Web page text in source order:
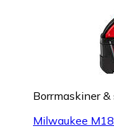
Borrmaskiner &
Milwaukee